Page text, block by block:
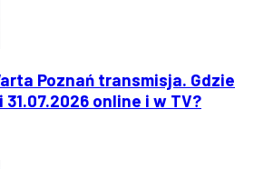
Poznań transmisja. Gdzie
online i w TV?